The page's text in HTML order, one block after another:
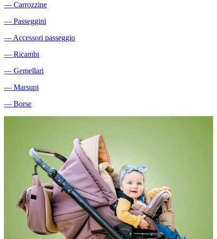
― Carrozzine
― Passeggini
― Accessori passeggio
― Ricambi
― Gemellari
― Marsupi
― Borse